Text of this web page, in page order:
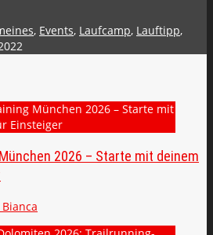
, Events, Laufcamp, Lauftipp,
2026 – Starte mit deinem